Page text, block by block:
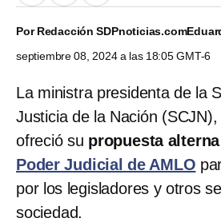
PorRedacción SDPnoticias.com
septiembre 08, 2024 a las 18:05 GMT-6
La ministra presidenta de la
Justicia de la Nación (SCJN),
ofreció su propuesta
Poder Judicial de AMLO
por los legisladores y otros
sociedad.